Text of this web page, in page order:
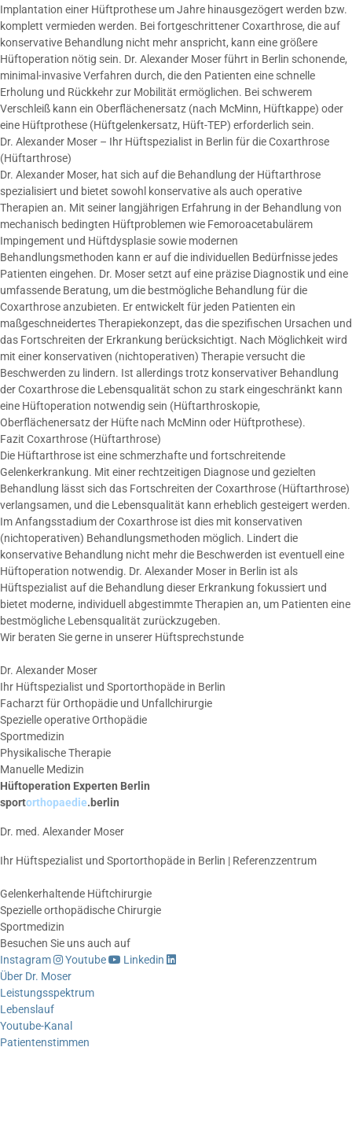
Implantation einer Hüftprothese um Jahre hinausgezögert werden bzw.
komplett vermieden werden. Bei fortgeschrittener Coxarthrose, die auf
konservative Behandlung nicht mehr anspricht, kann eine größere
Hüftoperation nötig sein. Dr. Alexander Moser führt in Berlin schonende,
minimal-invasive Verfahren durch, die den Patienten eine schnelle
Erholung und Rückkehr zur Mobilität ermöglichen. Bei schwerem
Verschleiß kann ein Oberflächenersatz (nach McMinn, Hüftkappe) oder
eine Hüftprothese (Hüftgelenkersatz, Hüft-TEP) erforderlich sein.
Dr. Alexander Moser – Ihr Hüftspezialist in Berlin für die Coxarthrose
(Hüftarthrose)
Dr. Alexander Moser, hat sich auf die Behandlung der Hüftarthrose
spezialisiert und bietet sowohl konservative als auch operative
Therapien an. Mit seiner langjährigen Erfahrung in der Behandlung von
mechanisch bedingten Hüftproblemen wie Femoroacetabulärem
Impingement und Hüftdysplasie sowie modernen
Behandlungsmethoden kann er auf die individuellen Bedürfnisse jedes
Patienten eingehen. Dr. Moser setzt auf eine präzise Diagnostik und eine
umfassende Beratung, um die bestmögliche Behandlung für die
Coxarthrose anzubieten. Er entwickelt für jeden Patienten ein
maßgeschneidertes Therapiekonzept, das die spezifischen Ursachen und
das Fortschreiten der Erkrankung berücksichtigt. Nach Möglichkeit wird
mit einer konservativen (nichtoperativen) Therapie versucht die
Beschwerden zu lindern. Ist allerdings trotz konservativer Behandlung
der Coxarthrose die Lebensqualität schon zu stark eingeschränkt kann
eine Hüftoperation notwendig sein (Hüftarthroskopie,
Oberflächenersatz der Hüfte nach McMinn oder Hüftprothese).
Fazit Coxarthrose (Hüftarthrose)
Die Hüftarthrose ist eine schmerzhafte und fortschreitende
Gelenkerkrankung. Mit einer rechtzeitigen Diagnose und gezielten
Behandlung lässt sich das Fortschreiten der Coxarthrose (Hüftarthrose)
verlangsamen, und die Lebensqualität kann erheblich gesteigert werden.
Im Anfangsstadium der Coxarthrose ist dies mit konservativen
(nichtoperativen) Behandlungsmethoden möglich. Lindert die
konservative Behandlung nicht mehr die Beschwerden ist eventuell eine
Hüftoperation notwendig. Dr. Alexander Moser in Berlin ist als
Hüftspezialist auf die Behandlung dieser Erkrankung fokussiert und
bietet moderne, individuell abgestimmte Therapien an, um Patienten eine
bestmögliche Lebensqualität zurückzugeben.
Wir beraten Sie gerne in unserer Hüftsprechstunde
Dr. Alexander Moser
Ihr Hüftspezialist und Sportorthopäde in Berlin
Facharzt für Orthopädie und Unfallchirurgie
Spezielle operative Orthopädie
Sportmedizin
Physikalische Therapie
Manuelle Medizin
Hüftoperation Experten Berlin
sportorthopaedie.berlin
Dr. med. Alexander Moser
Ihr Hüftspezialist und Sportorthopäde in Berlin | Referenzzentrum
Gelenkerhaltende Hüftchirurgie
Spezielle orthopädische Chirurgie
Sportmedizin
Besuchen Sie uns auch auf
Instagram
Youtube
Linkedin
Über Dr. Moser
Leistungsspektrum
Lebenslauf
Youtube-Kanal
Patientenstimmen